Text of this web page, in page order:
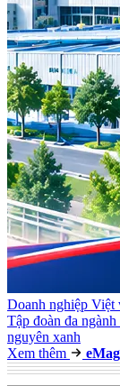
Doanh nghiệp
Tập đoàn đa
nguyên xanh
Xem thêm
e